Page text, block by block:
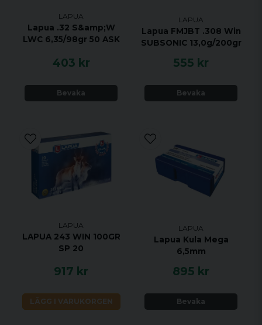
LAPUA
Lapua .32 S&amp;W
LWC 6,35/98gr 50 ASK
403 kr
Bevaka
LAPUA
Lapua FMJBT .308 Win
SUBSONIC 13,0g/200gr
555 kr
Bevaka
LAPUA
LAPUA 243 WIN 100GR
SP 20
917 kr
LÄGG I VARUKORGEN
LAPUA
Lapua Kula Mega
6,5mm
895 kr
Bevaka